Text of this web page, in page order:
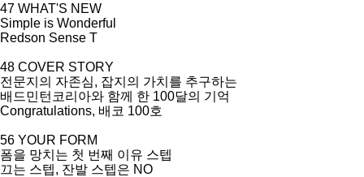
47 WHAT'S NEW
Simple is Wonderful
Redson Sense T
48 COVER STORY
전문지의 자존심, 잡지의 가치를 추구하는
배드민턴코리아와 함께 한 100달의 기억
Congratulations, 배코 100호
56 YOUR FORM
폼을 망치는 첫 번째 이유 스텝
끄는 스텝, 잔발 스텝은 NO